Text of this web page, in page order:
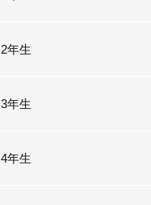
2年生
3年生
4年生